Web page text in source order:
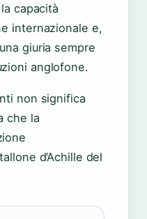
capacità
internazionale e,
giuria sempre
anglofone.
non significa
che la
d’Achille del